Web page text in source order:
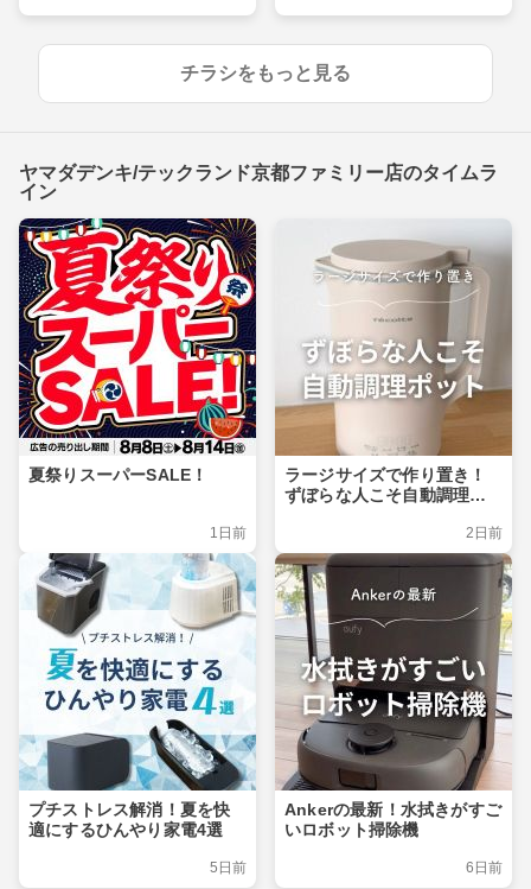
チラシをもっと見る
ヤマダデンキ/テックランド京都ファミリー店のタイムラ
イン
夏祭りスーパーSALE！
1日前
ラージサイズで作り置き！
ずぼらな人こそ自動調理ポ
2日前
プチストレス解消！夏を快
適にするひんやり家電4選
5日前
Ankerの最新！水拭きがすご
いロボット掃除機
6日前